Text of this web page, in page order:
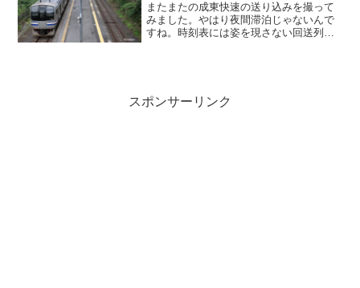
またまたの成東快速の送り込みを撮って
みました。やはり夜間滞泊じゃないんで
すね。時刻表には姿を現さない回送列
つその後のルーチンにしちゃってます
www
スポンサーリンク